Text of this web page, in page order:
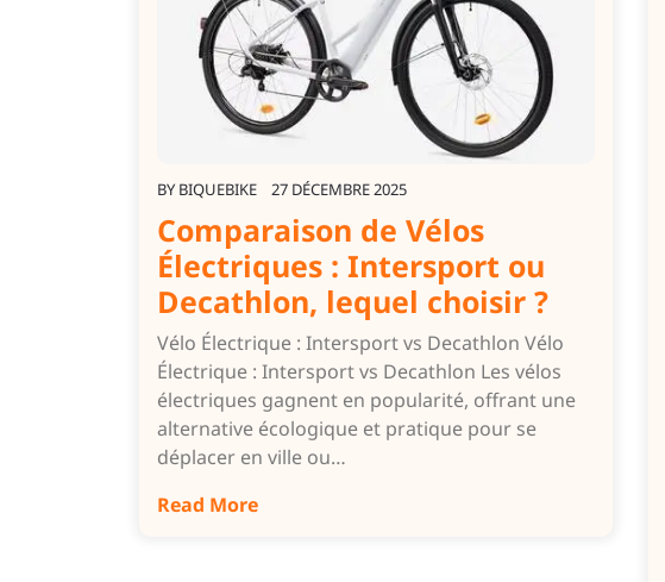
BY BIQUEBIKE 27 DÉCEMBRE 2025
Comparaison de Vélos
Électriques : Intersport ou
Decathlon, lequel choisir ?
Vélo Électrique : Intersport vs Decathlon Vélo
Électrique : Intersport vs Decathlon Les vélos
électriques gagnent en popularité, offrant une
alternative écologique et pratique pour se
déplacer en ville ou…
Read More